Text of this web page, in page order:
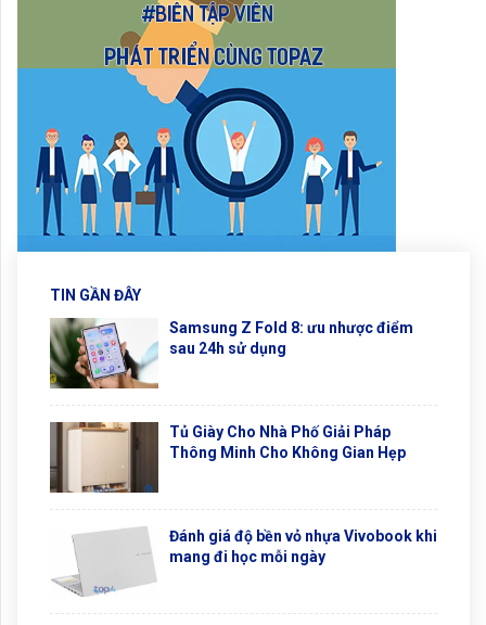
TIN GẦN ĐÂY
Samsung Z Fold 8: ưu nhược điểm
sau 24h sử dụng
Tủ Giày Cho Nhà Phố Giải Pháp
Thông Minh Cho Không Gian Hẹp
Đánh giá độ bền vỏ nhựa Vivobook khi
mang đi học mỗi ngày